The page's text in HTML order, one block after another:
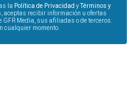
la Política de Privacidad yTérminos y
aceptas recibir información u ofertas
Media, sus afiliadas o de terceros.
cualquier momento.